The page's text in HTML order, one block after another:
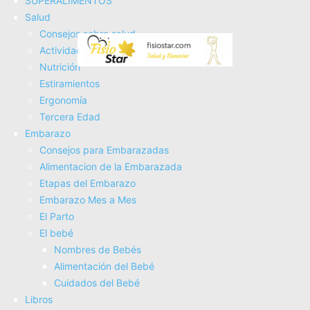
Salud
Consejos sobre salud
Actividad Fí­sica
Nutrición
Estiramientos
Ergonomí­a
Tercera Edad
Embarazo
Consejos para Embarazadas
Alimentacion de la Embarazada
Etapas del Embarazo
Embarazo Mes a Mes
El Parto
El bebé
Nombres de Bebés
Alimentación del Bebé
Cuidados del Bebé
Libros
Tienda Bebes
Fisioterapia
Electroterapia
Tratamientos
Masajes
SUPERALIMENTOS
Salud
Consejos sobre salud
Actividad Fí­sica
Nutrición
Estiramientos
Ergonomí­a
Tercera Edad
Embarazo
Consejos para Embarazadas
Alimentacion de la Embarazada
Etapas del Embarazo
Embarazo Mes a Mes